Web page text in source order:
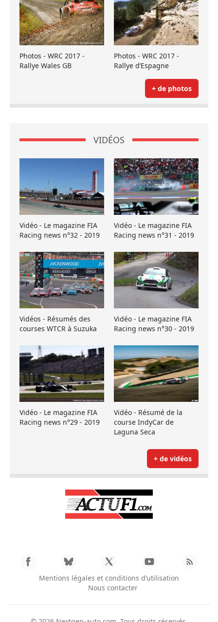
Photos - WRC 2017 -
Rallye Wales GB
Photos - WRC 2017 -
Rallye d’Espagne
+ de photos
VIDÉOS
Vidéo - Le magazine FIA
Racing news n°32 - 2019
Vidéo - Le magazine FIA
Racing news n°31 - 2019
Vidéos - Résumés des
courses WTCR à Suzuka
Vidéo - Le magazine FIA
Racing news n°30 - 2019
Vidéo - Le magazine FIA
Racing news n°29 - 2019
Vidéo - Résumé de la
course IndyCar de
Laguna Seca
+ de vidéos
Mentions légales et conditions d’utilisation
Nous contacter